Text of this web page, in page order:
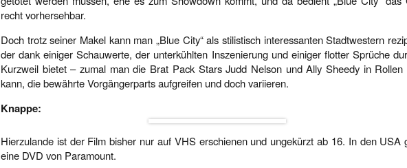
recht vorhersehbar.
Doch trotz seiner Makel kann man „Blue City“ als stilistisch interessanten Stadtwestern
der dank einiger Schauwerte, der unterkühlten Inszenierung und einiger flotter Sprüche
Kurzweil bietet – zumal man die Brat Pack Stars Judd Nelson und Ally Sheedy in Rollen
kann, die bewährte Vorgängerparts aufgreifen und doch variieren.
Knappe:
Hierzulande ist der Film bisher nur auf VHS erschienen und ungekürzt ab 16. In den USA
eine DVD von Paramount.